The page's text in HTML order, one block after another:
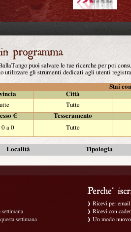
puoi salvare le tue ricerche per poi
utilizzare gli strumenti dedicati agli utenti
Stai
Città
Tutte
€
Tesseramento
0 a 0 Tutte
Località Tipologia
settimana
Ricevi per
Ricevi con
Un modo